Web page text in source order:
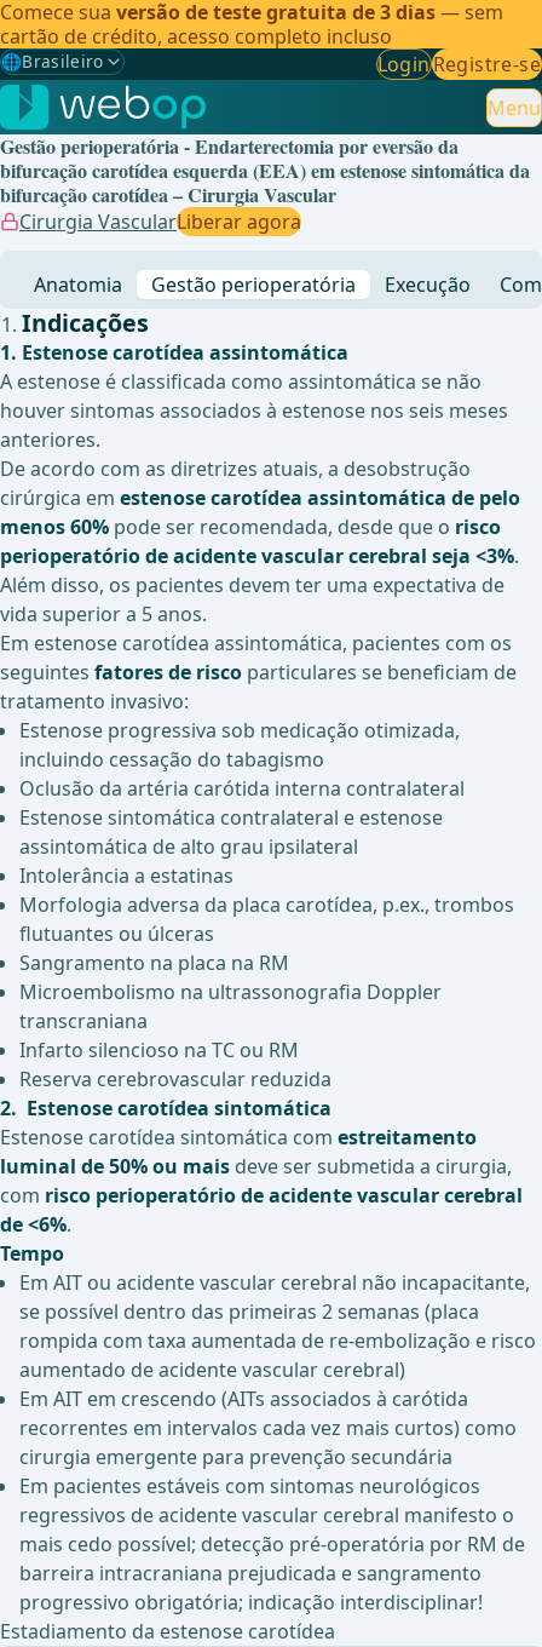
Comece sua versão de teste gratuita de 3 dias— sem
cartão de crédito, acesso completo incluso
🌐Brasileiro
Gewählte Sprache: Brasileiro
🇩🇪 Alemão
🇬🇧Inglês
🇪🇸 Espanhol
LoginRegistre-se
Menu
Gestão perioperatória - Endarterectomia por eversão da
bifurcação carotídea esquerda (EEA) em estenose sintomática da
bifurcação carotídea – Cirurgia Vascular
Cirurgia VascularLiberar agora
Anatomia Gestão perioperatória Execução
Indicações
1. Estenose carotídea assintomática
A estenose é classificada como assintomática se não
houver sintomas associados à estenose nos seis meses
anteriores.
De acordo com as diretrizes atuais, a desobstrução
cirúrgica em estenose carotídea assintomática de pelo
menos 60% pode ser recomendada, desde que o risco
perioperatório de acidente vascular cerebral seja <3%.
Além disso, os pacientes devem ter uma expectativa de
vida superior a 5 anos.
Em estenose carotídea assintomática, pacientes com os
seguintes fatores de risco particulares se beneficiam de
tratamento invasivo:
Estenose progressiva sob medicação otimizada,
incluindo cessação do tabagismo
Oclusão da artéria carótida interna contralateral
Estenose sintomática contralateral e estenose
assintomática de alto grau ipsilateral
Intolerância a estatinas
Morfologia adversa da placa carotídea, p.ex., trombos
flutuantes ou úlceras
Sangramento na placa na RM
Microembolismo na ultrassonografia Doppler
transcraniana
Infarto silencioso na TC ou RM
Reserva cerebrovascular reduzida
2. Estenose carotídea sintomática
Estenose carotídea sintomática com estreitamento
luminal de 50% ou mais deve ser submetida a cirurgia,
com risco perioperatório de acidente vascular cerebral
de <6%.
Tempo
Em AIT ou acidente vascular cerebral não incapacitante,
se possível dentro das primeiras 2 semanas (placa
rompida com taxa aumentada de re-embolização e risco
aumentado de acidente vascular cerebral)
Em AIT em crescendo (AITs associados à carótida
recorrentes em intervalos cada vez mais curtos) como
cirurgia emergente para prevenção secundária
Em pacientes estáveis com sintomas neurológicos
regressivos de acidente vascular cerebral manifesto o
mais cedo possível; detecção pré-operatória por RM de
barreira intracraniana prejudicada e sangramento
progressivo obrigatória; indicação interdisciplinar!
Estadiamento da estenose carotídea